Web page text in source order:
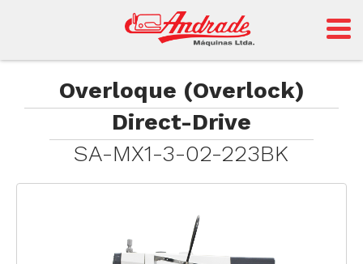
Andrade
Sansei
Overloque (Overlock)
Direct-Drive
SA-MX1-3-02-223BK